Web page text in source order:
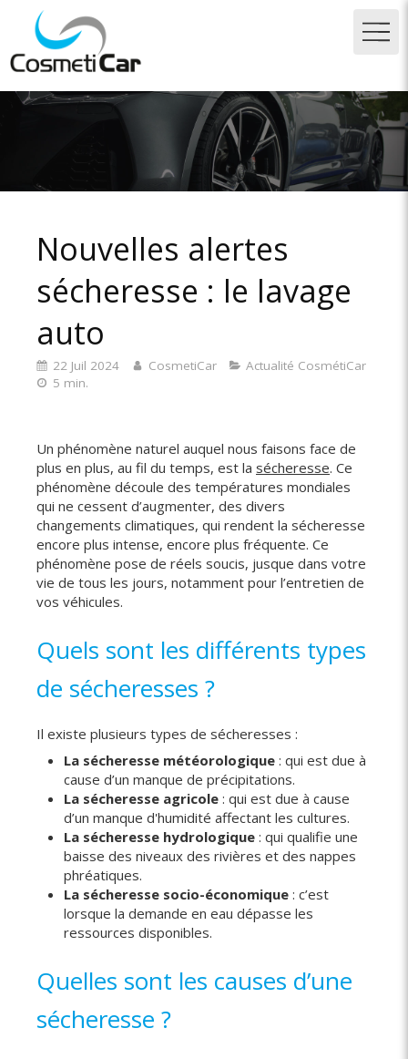
Nouvelles alertes
sécheresse : le lavage
auto
22 Juil 2024 CosmetiCar
Actualité CosmétiCar
5 min.
Un phénomène naturel auquel nous faisons face de
plus en plus, au fil du temps, est la sécheresse. Ce
phénomène découle des températures mondiales
qui ne cessent d’augmenter, des divers
changements climatiques, qui rendent la sécheresse
encore plus intense, encore plus fréquente. Ce
phénomène pose de réels soucis, jusque dans votre
vie de tous les jours, notamment pour l’entretien de
vos véhicules.
Quels sont les différents types
de sécheresses ?
Il existe plusieurs types de sécheresses :
La sécheresse météorologique : qui est due à
cause d’un manque de précipitations.
La sécheresse agricole : qui est due à cause
d’un manque d'humidité affectant les cultures.
La sécheresse hydrologique : qui qualifie une
baisse des niveaux des rivières et des nappes
phréatiques.
La sécheresse socio-économique : c’est
lorsque la demande en eau dépasse les
ressources disponibles.
Quelles sont les causes d’une
sécheresse ?